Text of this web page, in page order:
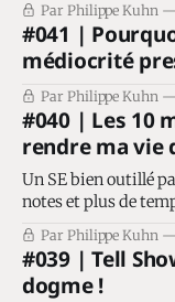
Par Philippe Kuhn
#041 |
médiocrité
Par Philippe Kuhn
#040 | Les 10
rendre ma vie
Un SE bien outillé
notes et plus de
Par Philippe Kuhn
#039 | Tell
dogme !